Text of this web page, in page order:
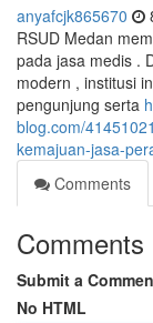
anyafcjk865670
RSUD Medan
pada jasa medis .
modern , institusi
pengunjung serta
blog.com/
kemajuan-jasa-
Comments
Comments
Submit a
No HTML